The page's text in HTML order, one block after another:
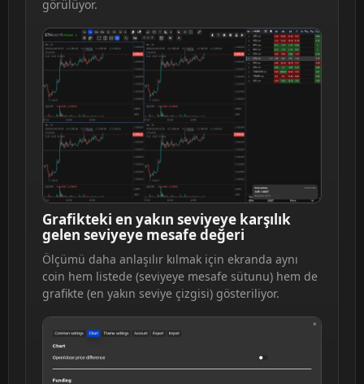
görülüyor.
Grafikteki en yakın seviyeye karşılık
gelen seviyeye mesafe değeri
Ölçümü daha anlaşılır kılmak için ekranda aynı
coin hem listede (seviyeye mesafe sütunu) hem de
grafikte (en yakın seviye çizgisi) gösteriliyor.